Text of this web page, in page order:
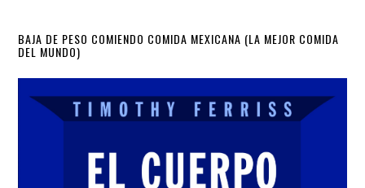
Primary
Sidebar
BAJA DE PESO COMIENDO COMIDA MEXICANA (LA MEJOR COMIDA
DEL MUNDO)